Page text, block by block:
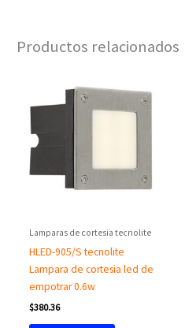
Productos relacionados
Lamparas de cortesia tecnolite
HLED-905/S tecnolite
Lampara de cortesia led de
empotrar 0.6w
$380.36